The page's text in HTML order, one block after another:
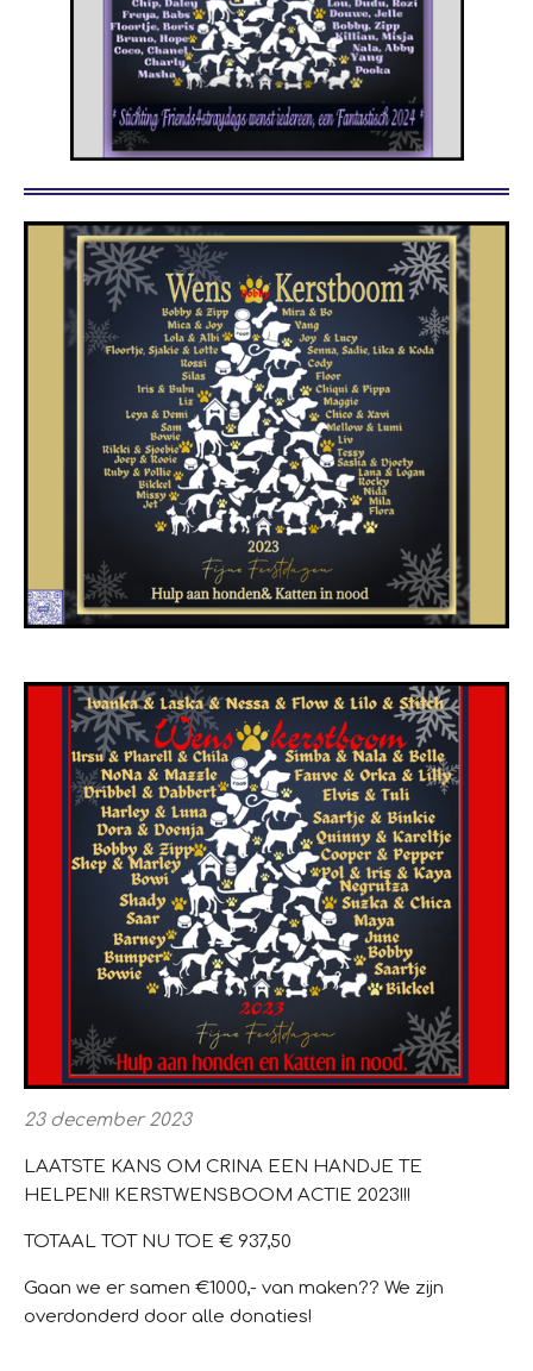
23 december 2023
LAATSTE KANS OM CRINA EEN HANDJE TE
HELPEN!! KERSTWENSBOOM ACTIE 2023!!!
TOTAAL TOT NU TOE € 937,50
Gaan we er samen €1000,- van maken?? We zijn
overdonderd door alle donaties!